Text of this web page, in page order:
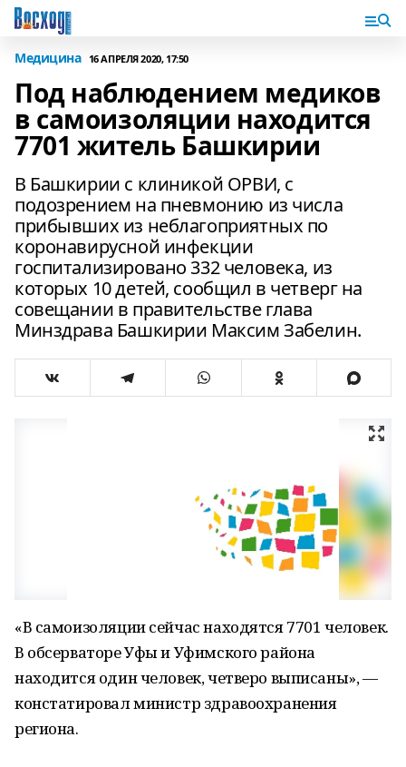
Медицина 16 АПРЕЛЯ 2020, 17:50
Под наблюдением медиков
в самоизоляции находится
7701 житель Башкирии
В Башкирии с клиникой ОРВИ, с
подозрением на пневмонию из числа
прибывших из неблагоприятных по
коронавирусной инфекции
госпитализировано 332 человека, из
которых 10 детей, сообщил в четверг на
совещании в правительстве глава
Минздрава Башкирии Максим Забелин.
«В самоизоляции сейчас находятся 7701 человек.
В обсерваторе Уфы и Уфимского района
находится один человек, четверо выписаны», —
констатировал министр здравоохранения
региона.